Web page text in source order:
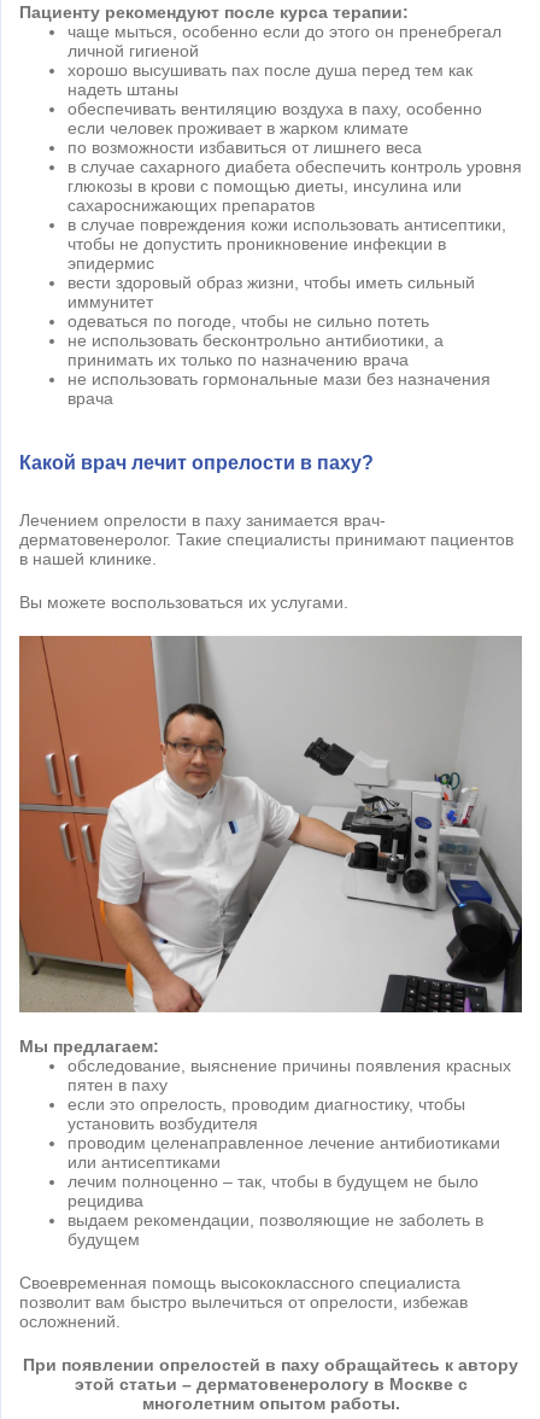
Пациенту рекомендуют после курса терапии:
чаще мыться, особенно если до этого он пренебрегал
личной гигиеной
хорошо высушивать пах после душа перед тем как
надеть штаны
обеспечивать вентиляцию воздуха в паху, особенно
если человек проживает в жарком климате
по возможности избавиться от лишнего веса
в случае сахарного диабета обеспечить контроль уровня
глюкозы в крови с помощью диеты, инсулина или
сахароснижающих препаратов
в случае повреждения кожи использовать антисептики,
чтобы не допустить проникновение инфекции в
эпидермис
вести здоровый образ жизни, чтобы иметь сильный
иммунитет
одеваться по погоде, чтобы не сильно потеть
не использовать бесконтрольно антибиотики, а
принимать их только по назначению врача
не использовать гормональные мази без назначения
врача
Какой врач лечит опрелости в паху?
Лечением опрелости в паху занимается врач-
дерматовенеролог. Такие специалисты принимают пациентов
в нашей клинике.
Вы можете воспользоваться их услугами.
Мы предлагаем:
обследование, выяснение причины появления красных
пятен в паху
если это опрелость, проводим диагностику, чтобы
установить возбудителя
проводим целенаправленное лечение антибиотиками
или антисептиками
лечим полноценно – так, чтобы в будущем не было
рецидива
выдаем рекомендации, позволяющие не заболеть в
будущем
Своевременная помощь высококлассного специалиста
позволит вам быстро вылечиться от опрелости, избежав
осложнений.
При появлении опрелостей в паху обращайтесь к автору
этой статьи – дерматовенерологу в Москве с
многолетним опытом работы.